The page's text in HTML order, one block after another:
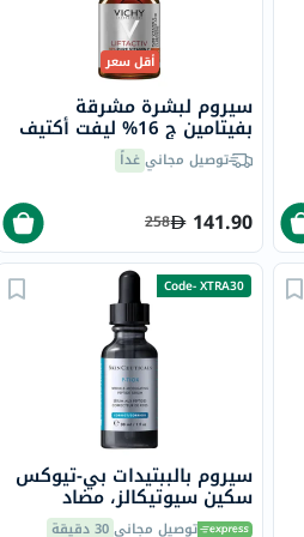
أقل سعر
سيروم لبشرة مشرقة
بفيتامين ج 16% ليفت أكتيف
فيشي، 20 مل
توصيل مجانيغداً
141.90
258
Code- XTRA30
سيروم بالببتيدات بي-تيوكس
سكين سيوتيكالز، مضاد
للتجاعيد - 30 ملتوصيل مجاني30 دقيقة